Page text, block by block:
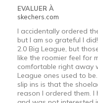
EVALUER À
skechers.com
I accidentally ordered
but I am so grateful I
2.0 Big League, but
like the roomier feel for
comfortable right away
League ones used to
slip ins is that the
reason I ordered them.